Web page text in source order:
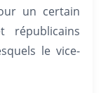
un certain
républicains
le vice-